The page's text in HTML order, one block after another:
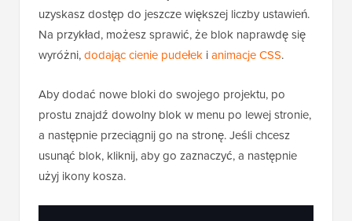
uzyskasz dostęp do jeszcze większej liczby ustawień.
Na przykład, możesz sprawić, że blok naprawdę się
wyróżni,dodając cienie pudełek ianimacje CSS.
Aby dodać nowe bloki do swojego projektu, po
prostu znajdź dowolny blok w menu po lewej stronie,
a następnie przeciągnij go na stronę. Jeśli chcesz
usunąć blok, kliknij, aby go zaznaczyć, a następnie
użyj ikony kosza.